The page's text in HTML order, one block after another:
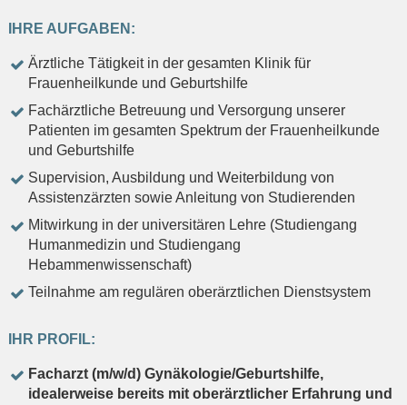
IHRE AUFGABEN:
Ärztliche Tätigkeit in der gesamten Klinik für
Frauenheilkunde und Geburtshilfe
Fachärztliche Betreuung und Versorgung unserer
Patienten im gesamten Spektrum der Frauenheilkunde
und Geburtshilfe
Supervision, Ausbildung und Weiterbildung von
Assistenzärzten sowie Anleitung von Studierenden
Mitwirkung in der universitären Lehre (Studiengang
Humanmedizin und Studiengang
Hebammenwissenschaft)
Teilnahme am regulären oberärztlichen Dienstsystem
IHR PROFIL:
Facharzt (m/w/d) Gynäkologie/Geburtshilfe,
idealerweise bereits mit oberärztlicher Erfahrung und